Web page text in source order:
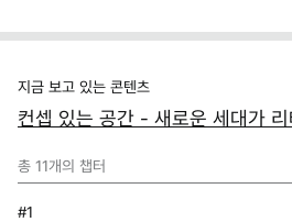
지금 보고 있는 콘텐츠
컨셉 있는 공간 - 새로운 세대가
총 11개의 챕터
#1